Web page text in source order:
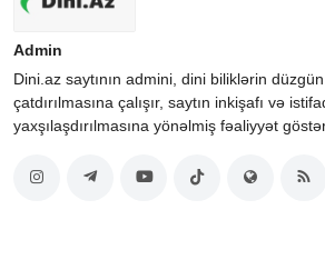
Admin
Dini.az saytının admini, dini biliklərin
çatdırılmasına çalışır, saytın inkişafı və
yaxşılaşdırılmasına yönəlmiş fəaliyyət